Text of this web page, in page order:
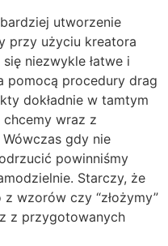
utworzenie
przy użyciu kreatora
niezwykle łatwe i
pomocą procedury drag
dokładnie w tamtym
wraz z
gdy nie
powinniśmy
Starczy, że
wzorów czy “złożymy”
z przygotowanych